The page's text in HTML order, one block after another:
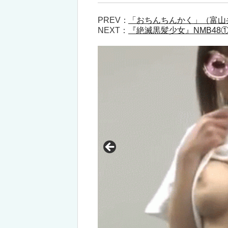
PREV：
「おちんちんかく」（富
NEXT：
『絶滅黒髪少女』